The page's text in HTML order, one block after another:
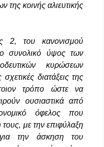
της κοινής αλιευτικής
2, του κανονισμού
το συνολικό ύψος των
κυρώσεων
διατάξεις της
τρόπο ώστε να
ουσιαστικά από
όφελος που
με την επιφύλαξη
για την άσκηση του